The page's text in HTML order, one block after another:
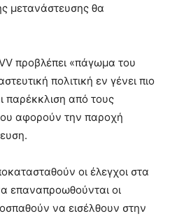
μετανάστευσης θα
προβλέπει «πάγωμα του
πολιτική εν γένει πιο
παρέκκλιση από τους
αφορούν την παροχή
οι έλεγχοι στα
επαναπροωθούνται οι
να εισέλθουν στην